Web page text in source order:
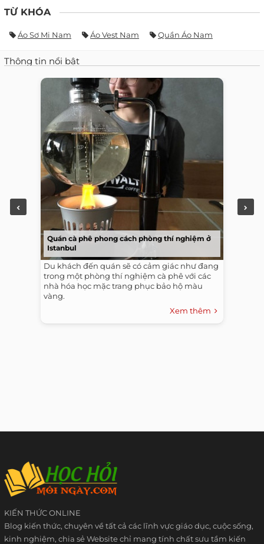
TỪ KHÓA
Áo Sơ Mi Nam Áo Vest Nam Quần Áo Nam
Thông tin nổi bật
Quán cà phê phong cách phòng thí nghiệm ở
Istanbul
Du khách đến quán sẽ có cảm giác như đang
trong một phòng thí nghiệm cà phê với các
nhà hóa học mặc trang phục bảo hộ màu
vàng.
Xem thêm
KIẾN THỨC ONLINE
Blog kiến thức, chuyên về tất cả các lĩnh vực giáo dục, cuộc sống,
kinh nghiệm, chia sẻ Website chỉ mang tính chất sưu tầm kiến